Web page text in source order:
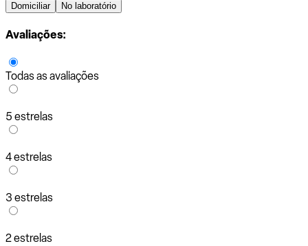
Domiciliar No laboratório
Avaliações:
Todas as avaliações
5 estrelas
4 estrelas
3 estrelas
2 estrelas